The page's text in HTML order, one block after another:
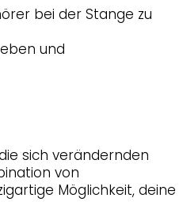
bei der Stange zu
und
sich verändernden
von
Möglichkeit, deine